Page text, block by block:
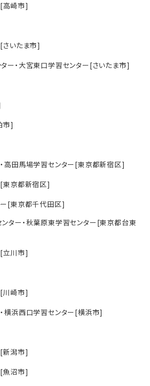
高崎市]
いたま市]
ー・大宮東口学習センター[さいたま市]
市]
高田馬場学習センター[東京都新宿区]
東京都新宿区]
[東京都千代田区]
ター・秋葉原東学習センター[東京都台東
立川市]
川崎市]
横浜西口学習センター[横浜市]
新潟市]
魚沼市]